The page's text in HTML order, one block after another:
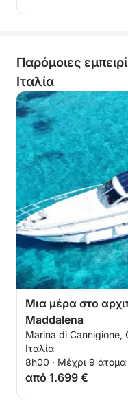
Παρόμοιες
Ιταλία
Μια μέρα στο
Maddalena
Marina di Cannigione,
Ιταλία
8h00 · Μέχρι 9 άτομα
από 1.699 €